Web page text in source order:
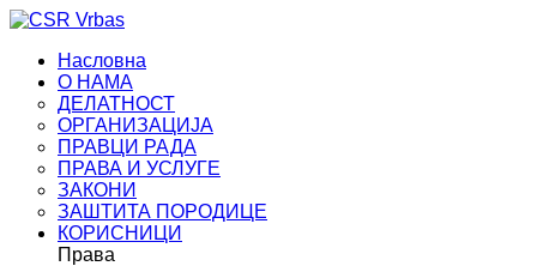
Насловна
О НАМА
ДЕЛАТНОСТ
ОРГАНИЗАЦИЈА
ПРАВЦИ РАДА
ПРАВА И УСЛУГЕ
ЗАКОНИ
ЗАШТИТА ПОРОДИЦЕ
КОРИСНИЦИ
Права